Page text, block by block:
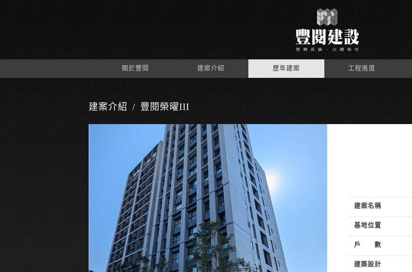
關於豐閱 建案介紹 歷年建案 工程進度
建案介紹 豐閱榮曜III
建案名稱
基地位置
戶 數
建築設計